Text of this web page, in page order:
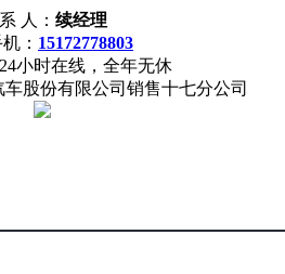
公司概况
人： 续经理
： 15172778803
小时在线，全年无休
股份有限公司销售十七分公司